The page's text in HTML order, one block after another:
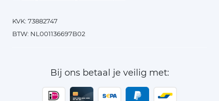
KVK: 73882747
BTW: NL001136697B02
Bij ons betaal je veilig met: